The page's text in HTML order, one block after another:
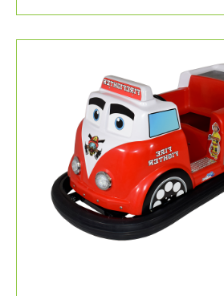
MEER INFORMATIE